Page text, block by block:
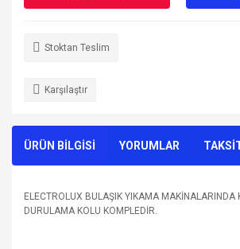
Stoktan Teslim
Karşılaştır
ÜRÜN BİLGİSİ YORUMLAR
ELECTROLUX BULAŞIK YIKAMA MAKİNALARINDA
DURULAMA KOLU KOMPLEDİR.